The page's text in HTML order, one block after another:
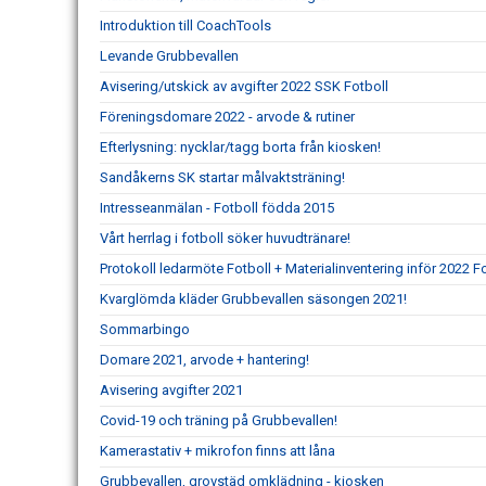
Introduktion till CoachTools
Levande Grubbevallen
Avisering/utskick av avgifter 2022 SSK Fotboll
Föreningsdomare 2022 - arvode & rutiner
Efterlysning: nycklar/tagg borta från kiosken!
Sandåkerns SK startar målvaktsträning!
Intresseanmälan - Fotboll födda 2015
Vårt herrlag i fotboll söker huvudtränare!
Protokoll ledarmöte Fotboll + Materialinventering inför 2022
Kvarglömda kläder Grubbevallen säsongen 2021!
Sommarbingo
Domare 2021, arvode + hantering!
Avisering avgifter 2021
Covid-19 och träning på Grubbevallen!
Kamerastativ + mikrofon finns att låna
Grubbevallen, grovstäd omklädning - kiosken